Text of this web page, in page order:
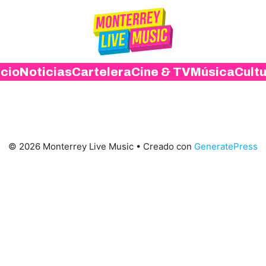
NoticiasCarteleraCine & TVMúsica
© 2026 Monterrey Live Music • Creado con GeneratePress